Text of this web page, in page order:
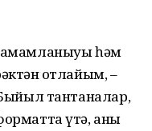
һәм
ҡотлайым, –
тантаналар,
үтә, аныҡ